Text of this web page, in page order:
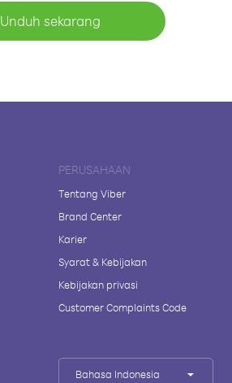
Unduh sekarang
PERUSAHAAN
Tentang Viber
Brand Center
Karier
Syarat & Kebijakan
Kebijakan privasi
Customer Complaints Code
Bahasa Indonesia